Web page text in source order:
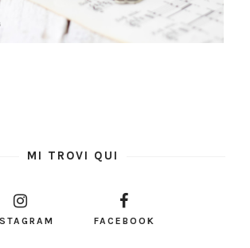
MI TROVI QUI
FACEBOOK